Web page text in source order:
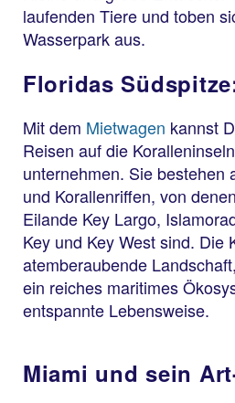
laufenden Tiere und toben
Wasserpark aus.
Floridas
Mit dem Mietwagen kannst
Reisen auf die
unternehmen. Sie bestehen
und Korallenriffen, von
Eilande Key Largo,
Key und Key West sind. Die
atemberaubende
ein reiches maritimes
entspannte Lebensweise.
Miami und sein